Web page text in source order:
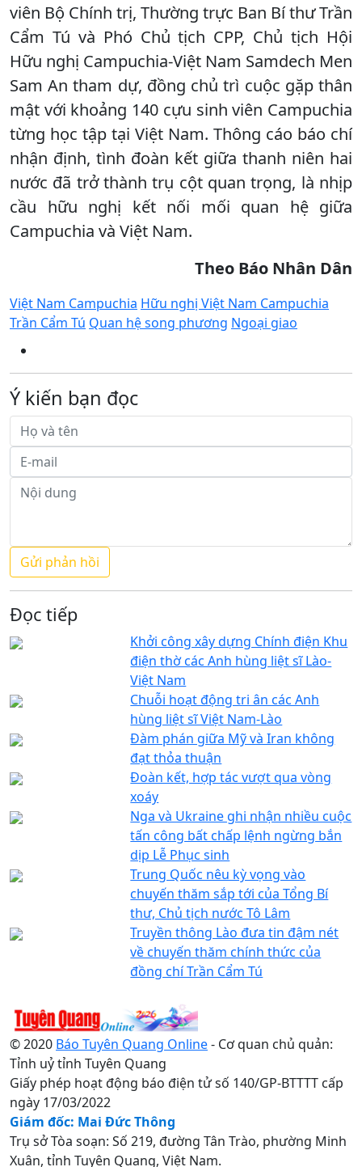
viên Bộ Chính trị, Thường trực Ban Bí thư Trần
Cẩm Tú và Phó Chủ tịch CPP, Chủ tịch Hội
Hữu nghị Campuchia-Việt Nam Samdech Men
Sam An tham dự, đồng chủ trì cuộc gặp thân
mật với khoảng 140 cựu sinh viên Campuchia
từng học tập tại Việt Nam. Thông cáo báo chí
nhận định, tình đoàn kết giữa thanh niên hai
nước đã trở thành trụ cột quan trọng, là nhịp
cầu hữu nghị kết nối mối quan hệ giữa
Campuchia và Việt Nam.
Theo Báo Nhân Dân
Việt Nam Campuchia Hữu nghị Việt Nam Campuchia
Trần Cẩm Tú Quan hệ song phương Ngoại giao
Ý kiến bạn đọc
Đọc tiếp
Khởi công xây dựng Chính điện Khu
điện thờ các Anh hùng liệt sĩ Lào-
Việt Nam
Chuỗi hoạt động tri ân các Anh
hùng liệt sĩ Việt Nam-Lào
Đàm phán giữa Mỹ và Iran không
đạt thỏa thuận
Đoàn kết, hợp tác vượt qua vòng
xoáy
Nga và Ukraine ghi nhận nhiều cuộc
tấn công bất chấp lệnh ngừng bắn
dịp Lễ Phục sinh
Trung Quốc nêu kỳ vọng vào
chuyến thăm sắp tới của Tổng Bí
thư, Chủ tịch nước Tô Lâm
Truyền thông Lào đưa tin đậm nét
về chuyến thăm chính thức của
đồng chí Trần Cẩm Tú
© 2020 Báo Tuyên Quang Online- Cơ quan chủ quản:
Tỉnh uỷ tỉnh Tuyên Quang
Giấy phép hoạt động báo điện tử số 140/GP-BTTTT cấp
ngày 17/03/2022
Giám đốc: Mai Đức Thông
Trụ sở Tòa soạn: Số 219, đường Tân Trào, phường Minh
Xuân, tỉnh Tuyên Quang, Việt Nam.